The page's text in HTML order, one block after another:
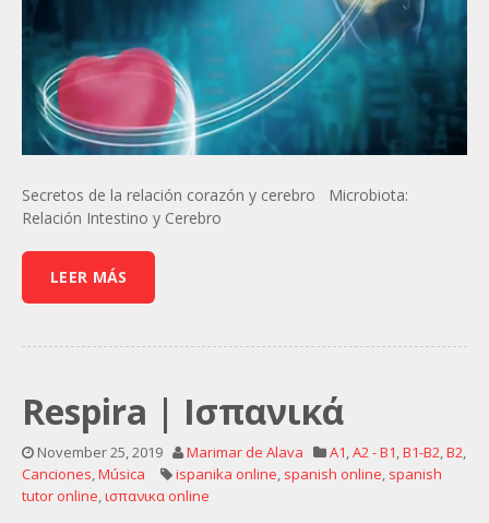
Secretos de la relación corazón y cerebro Microbiota:
Relación Intestino y Cerebro
LEER MÁS
Respira | Ισπανικά
November 25, 2019 Marimar de Alava A1,A2 - B1,B1-B2,B2,
Canciones,Música ispanika online, spanish online, spanish
tutor online,ισπανικα online